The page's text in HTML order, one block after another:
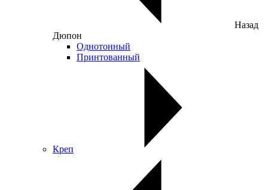
Назад
Дюпон
Однотонный
Принтованный
Креп